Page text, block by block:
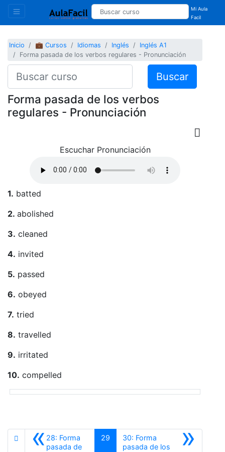
Mi Aula
Facil
Inicio 💼 Cursos Idiomas Inglés
Inglés A1
Forma pasada de los verbos regulares - Pronunciación
Buscar
Forma pasada de los verbos
regulares - Pronunciación
Escuchar Pronunciación
1. batted
2. abolished
3. cleaned
4. invited
5. passed
6. obeyed
7. tried
8. travelled
9. irritated
10. compelled
«28: Forma
pasada de
29 »
30: Forma
pasada de los